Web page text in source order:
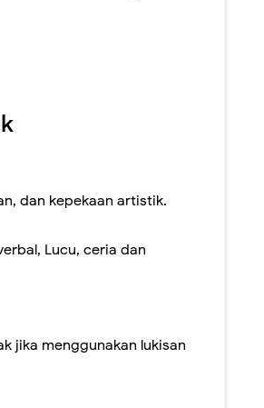
dan kepekaan artistik.
Lucu, ceria dan
jika menggunakan lukisan